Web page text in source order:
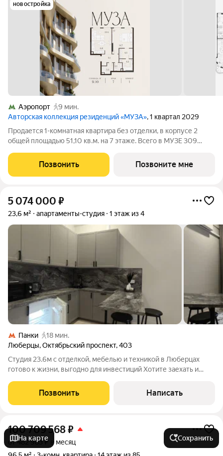
новостройка
Аэропорт
9 мин.
Авторская коллекция резиденций «МУЗА», 1 квартал 2029
Продается 1-комнатная квартира без отделки, в корпусе 2
общей площадью 51,10 кв.м. на 7 этаже. Всего в МУЗЕ 309
террасами. Высота потолков от 3,5 до 4,65 м. Эксклюзивные
Позвонить Позвоните мне
5 074 000 ₽
23,6 м² апартаменты-студия 1 этаж из 4
Панки
18 мин.
Люберцы,Октябрьский проспект,403
Студия 23.6м с отделкой, мебелью и техникой в Люберцах
готово к жизни, выгодно для инвестиций Хотите заехать и
студия в «Октябрьском лофт квартале» (ЛОТ 1071) создана
именно для вас.
Позвонить Написать
100 709 568₽
от 482 983 ₽ в месяц
На карте Сохранить